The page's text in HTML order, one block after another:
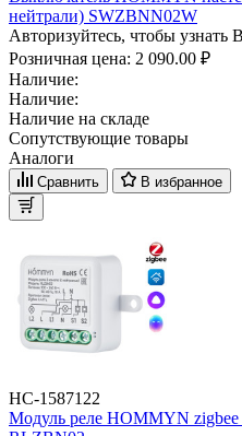
нейтрали) SWZBNN02W
Авторизуйтесь, чтобы узнать
Розничная цена: 2 090.00 ₽
Наличие:
Наличие:
Наличие на складе
Сопутствующие товары
Аналоги
Сравнить В избранное
НС-1587122
Модуль реле HOMMYN zigbee